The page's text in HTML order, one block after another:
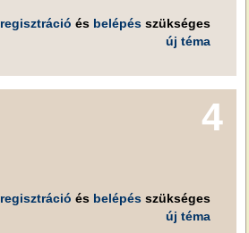
regisztráció és belépésszükséges
új téma
4
regisztráció és belépésszükséges
új téma